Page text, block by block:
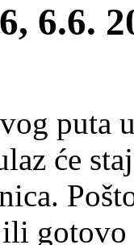
6.6.
puta
će